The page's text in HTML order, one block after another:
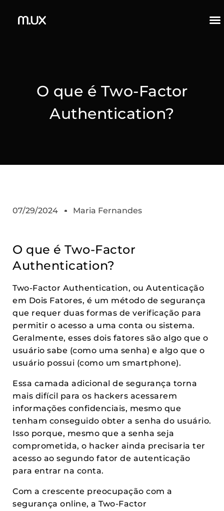
O que é Two-Factor
Authentication?
07/29/2024 Maria Fernandes
O que é Two-Factor
Authentication?
Two-Factor Authentication, ou Autenticação
em Dois Fatores, é um método de segurança
que requer duas formas de verificação para
permitir o acesso a uma conta ou sistema.
Geralmente, esses dois fatores são algo que o
usuário sabe (como uma senha) e algo que o
usuário possui (como um smartphone).
Essa camada adicional de segurança torna
mais difícil para os hackers acessarem
informações confidenciais, mesmo que
tenham conseguido obter a senha do usuário.
Isso porque, mesmo que a senha seja
comprometida, o hacker ainda precisaria ter
acesso ao segundo fator de autenticação
para entrar na conta.
Com a crescente preocupação com a
segurança online, a Two-Factor